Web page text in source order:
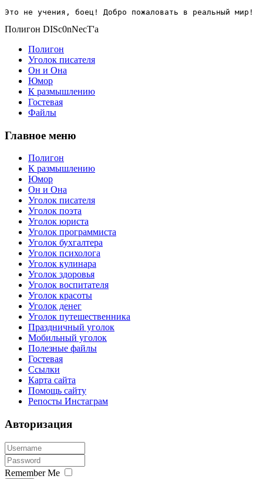
Это не учения, боец! Добро пожаловать в реальный мир!
Полигон DISc0nNecT'a
Полигон
Уголок писателя
Он и Она
Юмор
К размышлению
Гостевая
Файлы
Главное меню
Полигон
К размышлению
Юмор
Он и Она
Уголок писателя
Уголок поэта
Уголок юриста
Уголок программиста
Уголок бухгалтера
Уголок психолога
Уголок кулинара
Уголок здоровья
Уголок воспитателя
Уголок красоты
Уголок денег
Уголок путешественника
Праздничный уголок
Мобильный уголок
Полезные файлы
Гостевая
Ссылки
Карта сайта
Помощь сайту
Репосты Инстаграм
Авторизация
Remember Me